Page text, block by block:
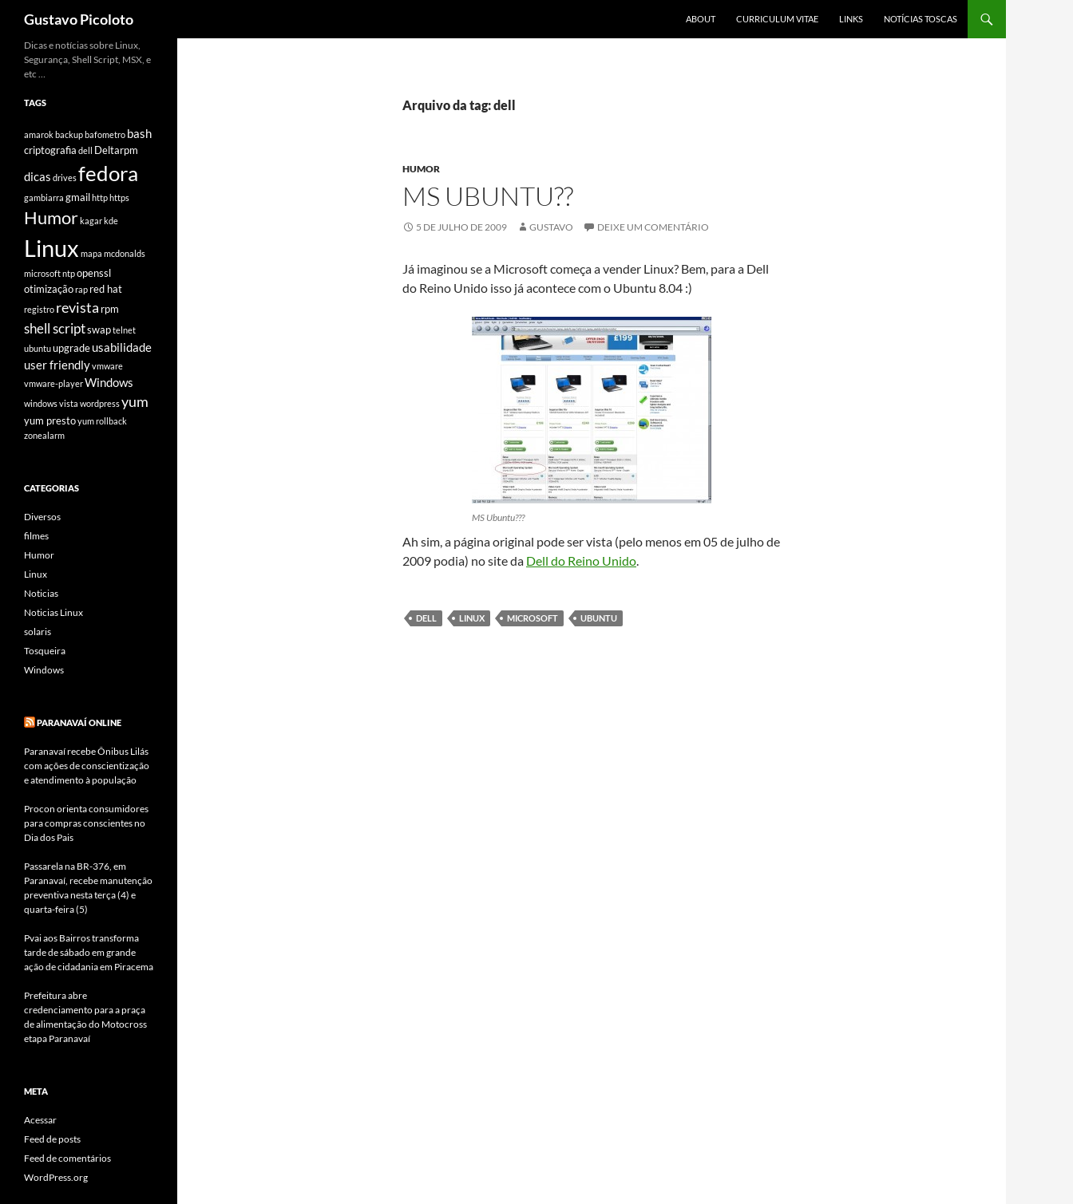
Pular
conteúdo
Gustavo Picoloto ABOUT CURRICULUM VITAE LINKS NOTÍCIAS TOSCAS
Arquivo da tag: dell
HUMOR
MS UBUNTU??
5 DE JULHO DE 2009 GUSTAVO DEIXE UM COMENTÁRIO
Já imaginou se a Microsoft começa a vender Linux? Bem, para a Dell
do Reino Unido isso já acontece com o Ubuntu 8.04 :)
MS Ubuntu???
Ah sim, a página original pode ser vista (pelo menos em 05 de julho de
2009 podia) no site da Dell do Reino Unido.
DELL LINUX MICROSOFT UBUNTU
Dicas e notícias sobre Linux,
Segurança, Shell Script, MSX, e
etc …
TAGS
amarokbackupbafometro bash
criptografia dell Deltarpm
dicas drivesfedora
gambiarra gmailhttphttps
Humorkagarkde
Linux mapa mcdonalds
microsoftntpopenssl
otimizaçãorap red hat
registro revista rpm
shell scriptswaptelnet
ubuntuupgradeusabilidade
user friendlyvmware
vmware-playerWindows
windows vista wordpressyum
yum prestoyum rollback
zonealarm
CATEGORIAS
Diversos
filmes
Humor
Linux
Noticias
Noticias Linux
solaris
Tosqueira
Windows
PARANAVAÍ ONLINE
Paranavaí recebe Ônibus Lilás
com ações de conscientização
e atendimento à população
Procon orienta consumidores
para compras conscientes no
Dia dos Pais
Passarela na BR-376, em
Paranavaí, recebe manutenção
preventiva nesta terça (4) e
quarta-feira (5)
Pvai aos Bairros transforma
tarde de sábado em grande
ação de cidadania em Piracema
Prefeitura abre
credenciamento para a praça
de alimentação do Motocross
etapa Paranavaí
META
Acessar
Feed de posts
Feed de comentários
WordPress.org